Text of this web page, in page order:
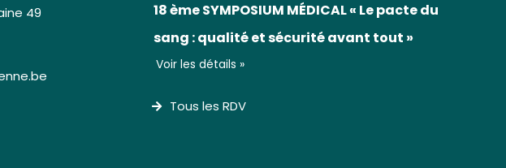
49
18 ème SYMPOSIUM MÉDICAL « Le pacte du
sang : qualité et sécurité avant tout »
Voir les détails »
Tous les RDV